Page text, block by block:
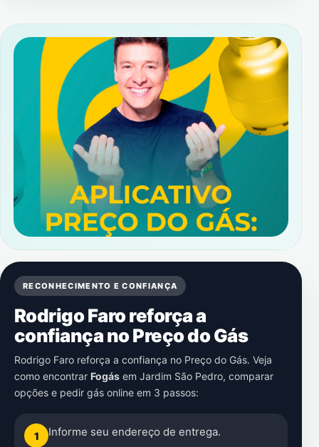
RECONHECIMENTO E CONFIANÇA
Rodrigo Faro reforça a
confiança no Preço do Gás
Rodrigo Faro reforça a confiança no Preço do Gás. Veja
como encontrar Fogás em Jardim São Pedro, comparar
opções e pedir gás online em 3 passos:
1 Informe seu endereço de entrega.